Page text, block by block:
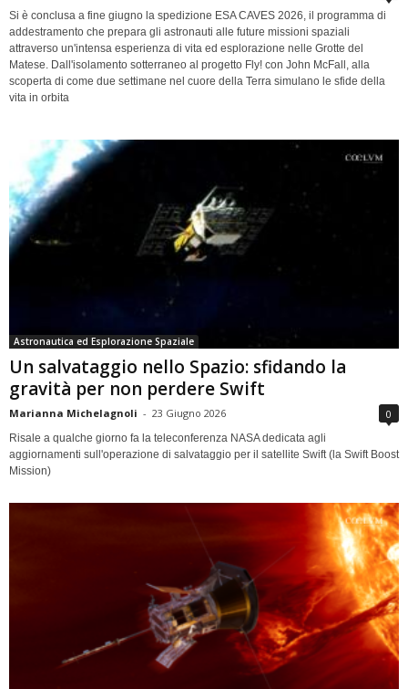
Si è conclusa a fine giugno la spedizione ESA CAVES 2026, il programma di
addestramento che prepara gli astronauti alle future missioni spaziali
attraverso un'intensa esperienza di vita ed esplorazione nelle Grotte del
Matese. Dall'isolamento sotterraneo al progetto Fly! con John McFall, alla
scoperta di come due settimane nel cuore della Terra simulano le sfide della
vita in orbita
Astronautica ed Esplorazione Spaziale
Un salvataggio nello Spazio: sfidando la
gravità per non perdere Swift
Marianna Michelagnoli - 23 Giugno 2026 0
Risale a qualche giorno fa la teleconferenza NASA dedicata agli
aggiornamenti sull'operazione di salvataggio per il satellite Swift (la Swift Boost
Mission)